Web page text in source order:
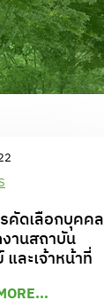
คัดเลือกบุคคล
านสถาบัน
ละเจ้าหน้าที่